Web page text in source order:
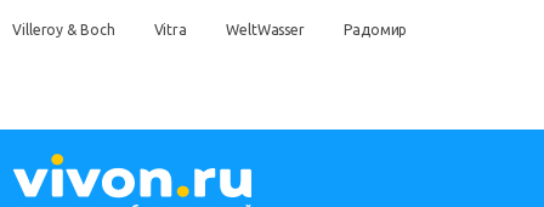
Villeroy & Boch Vitra WeltWasser Радомир